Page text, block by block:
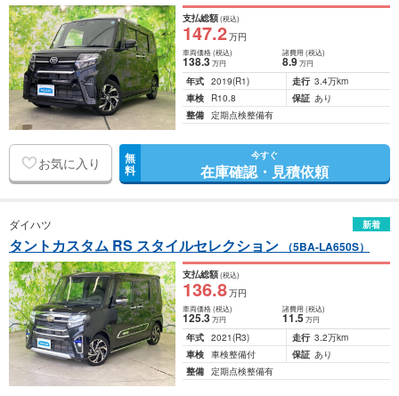
支払総額(税込)
147.2万円
車両価格(税込)
138.3万円
諸費用 (税込)
8.9 万円
年式 2019(R1) 走行 3.4万km
車検
R10.8 保証 あり
整備 定期点検整備有
お気に入り 無
料
今すぐ
在庫確認・見積依頼
ダイハツ 新着
タントカスタム RS スタイルセレクション （5BA-LA650S）
支払総額(税込)
136.8万円
車両価格(税込)
125.3万円
諸費用 (税込)
11.5 万円
年式 2021(R3) 走行 3.2万km
車検 車検整備付 保証 あり
整備 定期点検整備有